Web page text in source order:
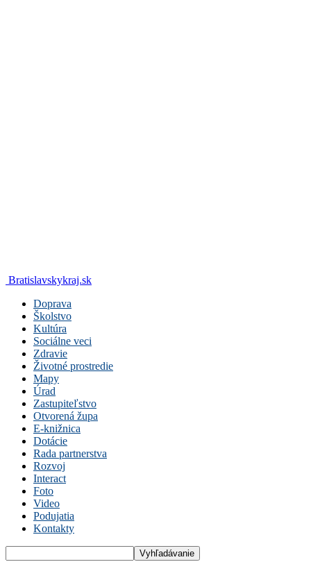
Bratislavskykraj.sk
Doprava
Školstvo
Kultúra
Sociálne veci
Zdravie
Životné prostredie
Mapy
Úrad
Zastupiteľstvo
Otvorená župa
E-knižnica
Dotácie
Rada partnerstva
Rozvoj
Interact
Foto
Video
Podujatia
Kontakty